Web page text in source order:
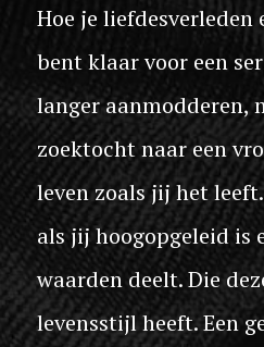
Hoe je
bent klaar voor een
langer aanmodderen,
zoektocht naar een
leven zoals jij het
als jij hoogopgeleid is
waarden deelt. Die
levensstijl heeft. Een